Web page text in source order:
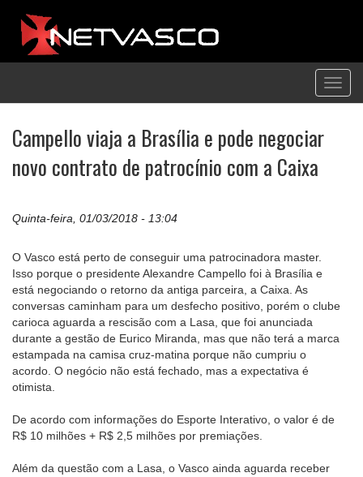
Campello viaja a Brasília e pode negociar
novo contrato de patrocínio com a Caixa
Quinta-feira, 01/03/2018 - 13:04
O Vasco está perto de conseguir uma patrocinadora master.
Isso porque o presidente Alexandre Campello foi à Brasília e
está negociando o retorno da antiga parceira, a Caixa. As
conversas caminham para um desfecho positivo, porém o clube
carioca aguarda a rescisão com a Lasa, que foi anunciada
durante a gestão de Eurico Miranda, mas que não terá a marca
estampada na camisa cruz-matina porque não cumpriu o
acordo. O negócio não está fechado, mas a expectativa é
otimista.
De acordo com informações do Esporte Interativo, o valor é de
R$ 10 milhões + R$ 2,5 milhões por premiações.
​Além da questão com a Lasa, o Vasco ainda aguarda receber